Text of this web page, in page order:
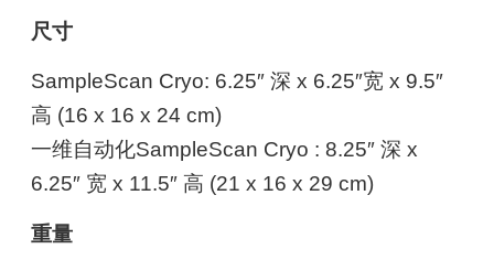
尺寸
SampleScan Cryo: 6.25″ 深 x 6.25″宽 x 9.5″
高 (16 x 16 x 24 cm)
一维自动化SampleScan Cryo : 8.25″ 深 x
6.25″ 宽 x 11.5″ 高 (21 x 16 x 29 cm)
重量